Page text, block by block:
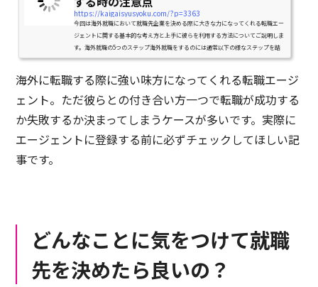
https://kaigaisyusyoku.com/?p=3363
今回は海外就職において就職先企業を決める際に大きな力になってくれる転職エー
ジェントに関する基本的な考え方と上手に彼らを利用する方法についてご説明しま
す。海外就職の5つのステップ海外就職をするのには通常以下の様なステップを踏
みます。１ これまでのキャ...
海外に転職する際に強い味方になってくれる転職エージ
ェント。ただ彼らとの付き合い方一つで転職が成功する
か失敗するか決まってしまうケースが多いです。実際に
エージェントに登録する前に必ずチェックしてほしい記
事です。
どんなことに気をつけて就職
先を決めたら良いの？